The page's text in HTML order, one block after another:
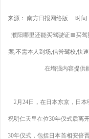
来源： 南方日报网络版 时间
濮阳哪里还能买驾驶证〓买驾
案,不需本人到场,信誉驾校,快
在增强内容提供
2月24日，在日本东京，日本
祝明仁天皇在位30年仪式后离
30年仪式，包括日本首相安倍